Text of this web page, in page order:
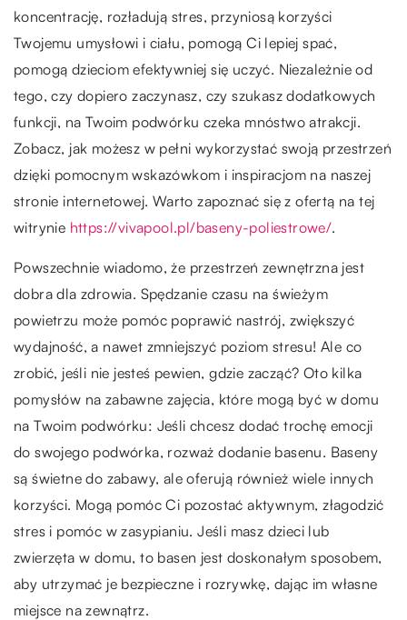
koncentrację, rozładują stres, przyniosą korzyści
Twojemu umysłowi i ciału, pomogą Ci lepiej spać,
pomogą dzieciom efektywniej się uczyć. Niezależnie od
tego, czy dopiero zaczynasz, czy szukasz dodatkowych
funkcji, na Twoim podwórku czeka mnóstwo atrakcji.
Zobacz, jak możesz w pełni wykorzystać swoją przestrzeń
dzięki pomocnym wskazówkom i inspiracjom na naszej
stronie internetowej. Warto zapoznać się z ofertą na tej
witrynie https://vivapool.pl/baseny-poliestrowe/.
Powszechnie wiadomo, że przestrzeń zewnętrzna jest
dobra dla zdrowia. Spędzanie czasu na świeżym
powietrzu może pomóc poprawić nastrój, zwiększyć
wydajność, a nawet zmniejszyć poziom stresu! Ale co
zrobić, jeśli nie jesteś pewien, gdzie zacząć? Oto kilka
pomysłów na zabawne zajęcia, które mogą być w domu
na Twoim podwórku: Jeśli chcesz dodać trochę emocji
do swojego podwórka, rozważ dodanie basenu. Baseny
są świetne do zabawy, ale oferują również wiele innych
korzyści. Mogą pomóc Ci pozostać aktywnym, złagodzić
stres i pomóc w zasypianiu. Jeśli masz dzieci lub
zwierzęta w domu, to basen jest doskonałym sposobem,
aby utrzymać je bezpieczne i rozrywkę, dając im własne
miejsce na zewnątrz.